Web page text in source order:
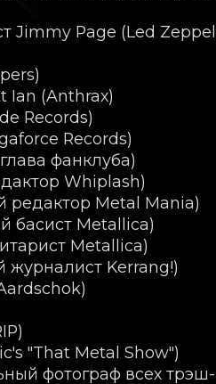
Jimmy Page (Led
Ian (Anthrax)
Records)
Records)
фанклуба)
Whiplash)
Metal Mania)
басист Metallica)
Metallica)
журналист Kerrang!)
"That Metal Show")
фотограф всех